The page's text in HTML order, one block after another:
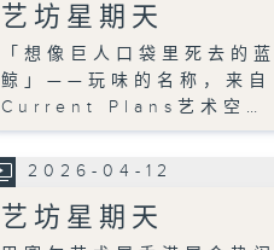
艺坊星期天
「想像巨人口袋里死去的蓝
鲸」——玩味的名称，来自
Current Plans艺术空…
2026-04-12
艺坊星期天